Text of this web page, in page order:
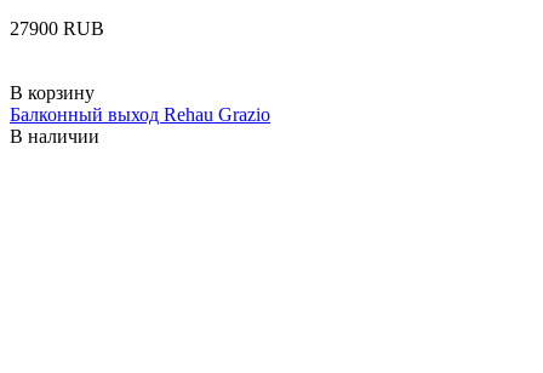
‍27900‍ RUB
В корзину
Балконный выход Rehau Grazio
В наличии